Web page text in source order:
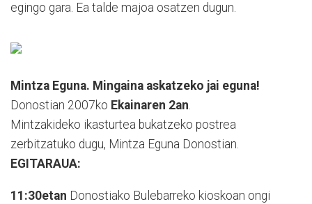
egingo gara. Ea talde majoa osatzen dugun.
Mintza Eguna. Mingaina askatzeko jai eguna!
Donostian 2007ko Ekainaren 2an.
Mintzakideko ikasturtea bukatzeko postrea
zerbitzatuko dugu, Mintza Eguna Donostian.
EGITARAUA:
11:30etan Donostiako Bulebarreko kioskoan ongi